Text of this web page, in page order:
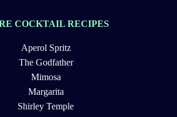
COCKTAIL RECIPES
Aperol Spritz
The Godfather
Mimosa
Margarita
Shirley Temple